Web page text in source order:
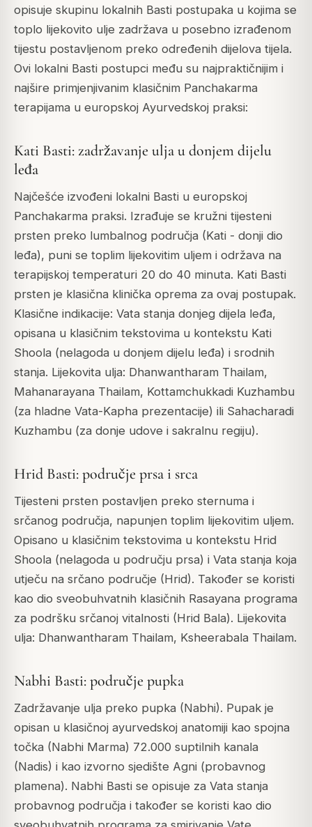
opisuje skupinu lokalnih Basti postupaka u kojima se
toplo lijekovito ulje zadržava u posebno izrađenom
tijestu postavljenom preko određenih dijelova tijela.
Ovi lokalni Basti postupci među su najpraktičnijim i
najšire primjenjivanim klasičnim Panchakarma
terapijama u europskoj Ayurvedskoj praksi:
Kati Basti: zadržavanje ulja u donjem dijelu
leđa
Najčešće izvođeni lokalni Basti u europskoj
Panchakarma praksi. Izrađuje se kružni tijesteni
prsten preko lumbalnog područja (Kati - donji dio
leđa), puni se toplim lijekovitim uljem i održava na
terapijskoj temperaturi 20 do 40 minuta. Kati Basti
prsten je klasična klinička oprema za ovaj postupak.
Klasične indikacije: Vata stanja donjeg dijela leđa,
opisana u klasičnim tekstovima u kontekstu Kati
Shoola (nelagoda u donjem dijelu leđa) i srodnih
stanja. Lijekovita ulja: Dhanwantharam Thailam,
Mahanarayana Thailam, Kottamchukkadi Kuzhambu
(za hladne Vata-Kapha prezentacije) ili Sahacharadi
Kuzhambu (za donje udove i sakralnu regiju).
Hrid Basti: područje prsa i srca
Tijesteni prsten postavljen preko sternuma i
srčanog područja, napunjen toplim lijekovitim uljem.
Opisano u klasičnim tekstovima u kontekstu Hrid
Shoola (nelagoda u području prsa) i Vata stanja koja
utječu na srčano područje (Hrid). Također se koristi
kao dio sveobuhvatnih klasičnih Rasayana programa
za podršku srčanoj vitalnosti (Hrid Bala). Lijekovita
ulja: Dhanwantharam Thailam, Ksheerabala Thailam.
Nabhi Basti: područje pupka
Zadržavanje ulja preko pupka (Nabhi). Pupak je
opisan u klasičnoj ayurvedskoj anatomiji kao spojna
točka (Nabhi Marma) 72.000 suptilnih kanala
(Nadis) i kao izvorno sjedište Agni (probavnog
plamena). Nabhi Basti se opisuje za Vata stanja
probavnog područja i također se koristi kao dio